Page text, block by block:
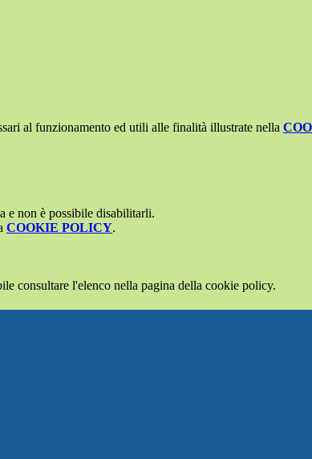
al funzionamento ed utili alle finalità illustrate nella
e non è possibile disabilitarli.
COOKIE POLICY.
consultare l'elenco nella pagina della cookie policy.